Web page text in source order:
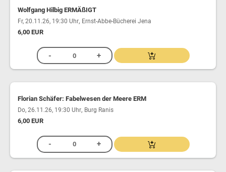
Wolfgang Hilbig ERMÄßIGT
Fr, 20.11.26, 19:30 Uhr, Ernst-Abbe-Bücherei Jena
6,00 EUR
Florian Schäfer: Fabelwesen der Meere ERM
Do, 26.11.26, 19:30 Uhr, Burg Ranis
6,00 EUR